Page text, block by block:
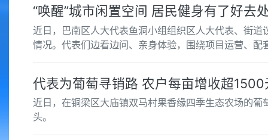
“唤醒”城市闲置空间 居民健身有了好去
近日，巴南区人大代表鱼洞小组组织区人大代表、街
情况。代表们边看边问、亲身体验，围绕项目运营、配
代表为葡萄寻销路 农户每亩增收超1500
近日，在铜梁区大庙镇双马村果香缘四季生态农场的
头。